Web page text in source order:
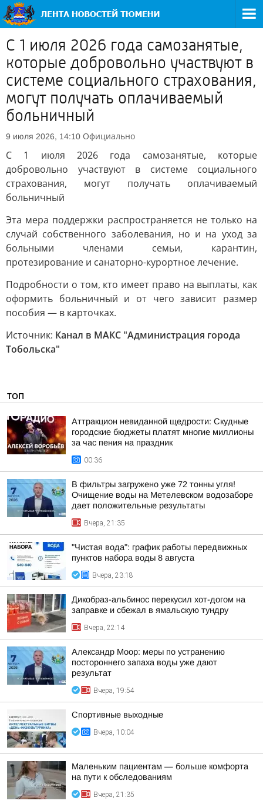
С 1 июля 2026 года самозанятые,
которые добровольно участвуют в
системе социального страхования,
могут получать оплачиваемый
больничный
9 июля 2026, 14:10 Официально
С 1 июля 2026 года самозанятые, которые
добровольно участвуют в системе социального
страхования, могут получать оплачиваемый
больничный
Эта мера поддержки распространяется не только на
случай собственного заболевания, но и на уход за
больными членами семьи, карантин,
протезирование и санаторно-курортное лечение.
Подробности о том, кто имеет право на выплаты, как
оформить больничный и от чего зависит размер
пособия — в карточках.
Источник: Канал в МАКС "Администрация города
Тобольска"
ТОП
Аттракцион невиданной щедрости: Скудные
городские бюджеты платят многие миллионы
за час пения на праздник
00:36
В фильтры загружено уже 72 тонны угля!
Очищение воды на Метелевском водозаборе
дает положительные результаты
Вчера, 21:35
"Чистая вода": график работы передвижных
пунктов набора воды 8 августа
Вчера, 23:18
Дикобраз-альбинос перекусил хот-догом на
заправке и сбежал в ямальскую тундру
Вчера, 22:14
Александр Моор: меры по устранению
постороннего запаха воды уже дают
результат
Вчера, 19:54
Спортивные выходные
Вчера, 10:04
Маленьким пациентам — больше комфорта
на пути к обследованиям
Вчера, 21:35